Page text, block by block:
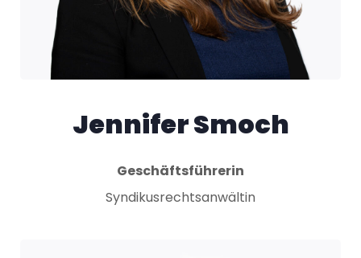
Jennifer Smoch
Geschäftsführerin
Syndikusrechtsanwältin